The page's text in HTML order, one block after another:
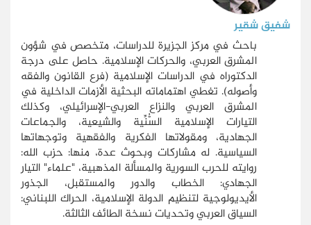
شفيق شقير
باحث في مركز الجزيرة للدراسات، متخصص في شؤون
المشرق العربي، والحركات الإسلامية. حاصل على درجة
الدكتوراه في الدراسات الإسلامية (فرع القانون والفقه
وأصوله). تغطي اهتماماته البحثية الأزمات الداخلية في
المشرق العربي والنزاع العربي-الإسرائيلي، وكذلك
التيارات الإسلامية السُّنِّية والشيعية، والجماعات
الجهادية، ومقولاتها الفكرية والفقهية وتوجهاتها
السياسية. له مشاركات وبحوث عدة، منها: حزب الله:
روايته للحرب السورية والمسألة المذهبية، "علماء" التيار
الجهادي: الخطاب والدور والمستقبل، الجذور
الأيديولوجية لتنظيم الدولة الإسلامية، الحراك اللبناني:
السياق العربي وتحديات نسخة الطائف الثالثة.